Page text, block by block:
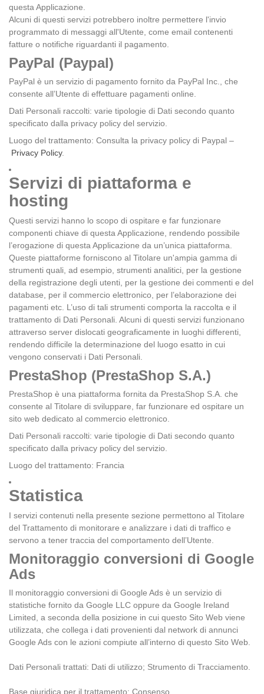
questa Applicazione.
Alcuni di questi servizi potrebbero inoltre permettere l'invio
programmato di messaggi all'Utente, come email contenenti
fatture o notifiche riguardanti il pagamento.
PayPal (Paypal)
PayPal è un servizio di pagamento fornito da PayPal Inc., che
consente all’Utente di effettuare pagamenti online.
Dati Personali raccolti: varie tipologie di Dati secondo quanto
specificato dalla privacy policy del servizio.
Luogo del trattamento: Consulta la privacy policy di Paypal –
Privacy Policy.
Servizi di piattaforma e
hosting
Questi servizi hanno lo scopo di ospitare e far funzionare
componenti chiave di questa Applicazione, rendendo possibile
l’erogazione di questa Applicazione da un’unica piattaforma.
Queste piattaforme forniscono al Titolare un'ampia gamma di
strumenti quali, ad esempio, strumenti analitici, per la gestione
della registrazione degli utenti, per la gestione dei commenti e del
database, per il commercio elettronico, per l’elaborazione dei
pagamenti etc. L’uso di tali strumenti comporta la raccolta e il
trattamento di Dati Personali. Alcuni di questi servizi funzionano
attraverso server dislocati geograficamente in luoghi differenti,
rendendo difficile la determinazione del luogo esatto in cui
vengono conservati i Dati Personali.
PrestaShop (PrestaShop S.A.)
PrestaShop è una piattaforma fornita da PrestaShop S.A. che
consente al Titolare di sviluppare, far funzionare ed ospitare un
sito web dedicato al commercio elettronico.
Dati Personali raccolti: varie tipologie di Dati secondo quanto
specificato dalla privacy policy del servizio.
Luogo del trattamento: Francia
Statistica
I servizi contenuti nella presente sezione permettono al Titolare
del Trattamento di monitorare e analizzare i dati di traffico e
servono a tener traccia del comportamento dell’Utente.
Monitoraggio conversioni di Google
Ads
Il monitoraggio conversioni di Google Ads è un servizio di
statistiche fornito da Google LLC oppure da Google Ireland
Limited, a seconda della posizione in cui questo Sito Web viene
utilizzata, che collega i dati provenienti dal network di annunci
Google Ads con le azioni compiute all’interno di questo Sito Web.
Dati Personali trattati: Dati di utilizzo; Strumento di Tracciamento.
Base giuridica per il trattamento: Consenso.